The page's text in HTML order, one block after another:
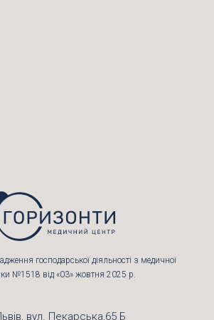
господарської діяльності з медичної
№1518 від «03» жовтня 2025 р.
вул. Пекарська,65 Б